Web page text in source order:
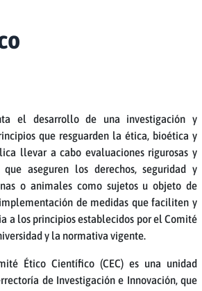
el desarrollo de una investigación y
que resguarden la ética, bioética y
llevar a cabo evaluaciones rigurosas y
aseguren los derechos, seguridad y
o animales como sujetos u objeto de
de medidas que faciliten y
a los principios establecidos por el Comité
y la normativa vigente.
Ético Científico (CEC) es una unidad
de Investigación e Innovación, que